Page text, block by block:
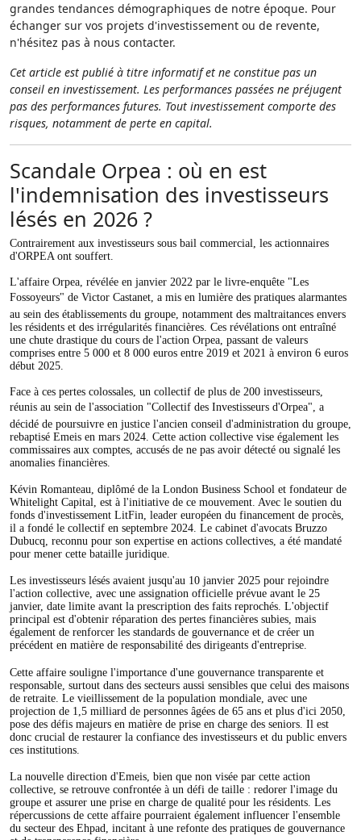
grandes tendances démographiques de notre époque. Pour
échanger sur vos projets d'investissement ou de revente,
n'hésitez pas à nous contacter.
Cet article est publié à titre informatif et ne constitue pas un
conseil en investissement. Les performances passées ne préjugent
pas des performances futures. Tout investissement comporte des
risques, notamment de perte en capital.
Scandale Orpea : où en est
l'indemnisation des investisseurs
lésés en 2026 ?
Contrairement aux investisseurs sous bail commercial, les actionnaires
d'ORPEA ont souffert.
L'affaire Orpea, révélée en janvier 2022 par le livre-enquête "Les
Fossoyeurs" de Victor Castanet, a mis en lumière des pratiques alarmantes
au sein des établissements du groupe, notamment des maltraitances envers
les résidents et des irrégularités financières. Ces révélations ont entraîné
une chute drastique du cours de l'action Orpea, passant de valeurs
comprises entre 5 000 et 8 000 euros entre 2019 et 2021 à environ 6 euros
début 2025.
Face à ces pertes colossales, un collectif de plus de 200 investisseurs,
réunis au sein de l'association "Collectif des Investisseurs d'Orpea", a
décidé de poursuivre en justice l'ancien conseil d'administration du groupe,
rebaptisé Emeis en mars 2024. Cette action collective vise également les
commissaires aux comptes, accusés de ne pas avoir détecté ou signalé les
anomalies financières.
Kévin Romanteau, diplômé de la London Business School et fondateur de
Whitelight Capital, est à l'initiative de ce mouvement. Avec le soutien du
fonds d'investissement LitFin, leader européen du financement de procès,
il a fondé le collectif en septembre 2024. Le cabinet d'avocats Bruzzo
Dubucq, reconnu pour son expertise en actions collectives, a été mandaté
pour mener cette bataille juridique.
Les investisseurs lésés avaient jusqu'au 10 janvier 2025 pour rejoindre
l'action collective, avec une assignation officielle prévue avant le 25
janvier, date limite avant la prescription des faits reprochés. L'objectif
principal est d'obtenir réparation des pertes financières subies, mais
également de renforcer les standards de gouvernance et de créer un
précédent en matière de responsabilité des dirigeants d'entreprise.
Cette affaire souligne l'importance d'une gouvernance transparente et
responsable, surtout dans des secteurs aussi sensibles que celui des maisons
de retraite. Le vieillissement de la population mondiale, avec une
projection de 1,5 milliard de personnes âgées de 65 ans et plus d'ici 2050,
pose des défis majeurs en matière de prise en charge des seniors. Il est
donc crucial de restaurer la confiance des investisseurs et du public envers
ces institutions.
La nouvelle direction d'Emeis, bien que non visée par cette action
collective, se retrouve confrontée à un défi de taille : redorer l'image du
groupe et assurer une prise en charge de qualité pour les résidents. Les
répercussions de cette affaire pourraient également influencer l'ensemble
du secteur des Ehpad, incitant à une refonte des pratiques de gouvernance